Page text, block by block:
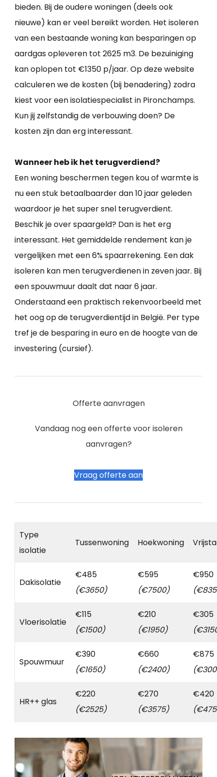
bieden. Bij de oudere woningen (deels ook
nieuwe) kan er veel bereikt worden. Het isoleren
van een bestaande woning kan besparingen op
aardgas opleveren tot 2625 m3. De bezuiniging
kan oplopen tot €1350 p/jaar. Op deze website
calculeren we de kosten (bij benadering) zodra
kiest voor een isolatiespecialist in Pironchamps.
Kun jij zelfstandig de verbouwing doen? De
kosten zijn dan erg interessant.
Wanneer heb ik het terugverdiend?
Een woning beschermen tegen kou of warmte is
nu een stuk betaalbaarder dan 10 jaar geleden
waardoor je het super snel terugverdient.
Beschik je over spaargeld? Dan is het erg
interessant. Het gemiddelde rendement kan je
vergelijken met een 6% spaarrekening. Een dak
isoleren kan men terugverdienen in zeven jaar. Bij
een spouwmuur daalt dat naar 6 jaar.
Onderstaand een praktisch rekenvoorbeeld met
het oog op de terugverdientijd in België. Per type
tref je de besparing in euro en de hoogte van de
investering (cursief).
Offerte aanvragen
Vandaag nog een offerte voor isoleren
aanvragen?
Vraag offerte aan
Type
isolatie
Tussenwoning Hoekwoning
Dakisolatie
€485
(€3650)
€595
(€7500)
€950
Vloerisolatie
€115
(€1500)
€210
(€1950)
€305
Spouwmuur
€390
(€1650)
€660
(€2400)
€875
HR++ glas
€220
(€2525)
€270
(€3575)
€420